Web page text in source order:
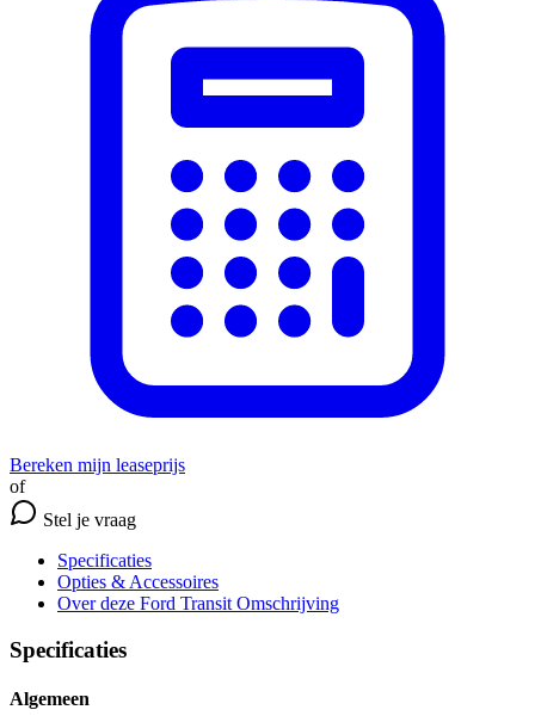
Bereken mijn leaseprijs
of
Stel je vraag
Specificaties
Opties & Accessoires
Over deze Ford Transit Omschrijving
Specificaties
Algemeen